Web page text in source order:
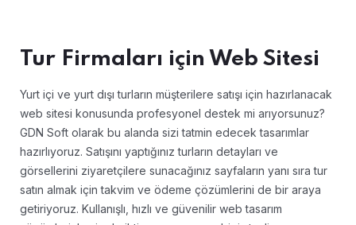
Tur Firmaları için Web Sitesi
Yurt içi ve yurt dışı turların müşterilere satışı için hazırlanacak
web sitesi konusunda profesyonel destek mi arıyorsunuz?
GDN Soft olarak bu alanda sizi tatmin edecek tasarımlar
hazırlıyoruz. Satışını yaptığınız turların detayları ve
görsellerini ziyaretçilere sunacağınız sayfaların yanı sıra tur
satın almak için takvim ve ödeme çözümlerini de bir araya
getiriyoruz. Kullanışlı, hızlı ve güvenilir web tasarım